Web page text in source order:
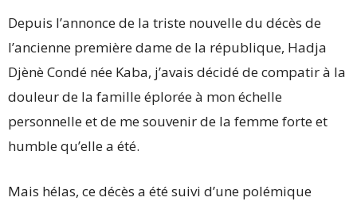
Depuis l’annonce de la triste nouvelle du décès de
l’ancienne première dame de la république, Hadja
Djènè Condé née Kaba, j’avais décidé de compatir à la
douleur de la famille éplorée à mon échelle
personnelle et de me souvenir de la femme forte et
humble qu’elle a été.
Mais hélas, ce décès a été suivi d’une polémique